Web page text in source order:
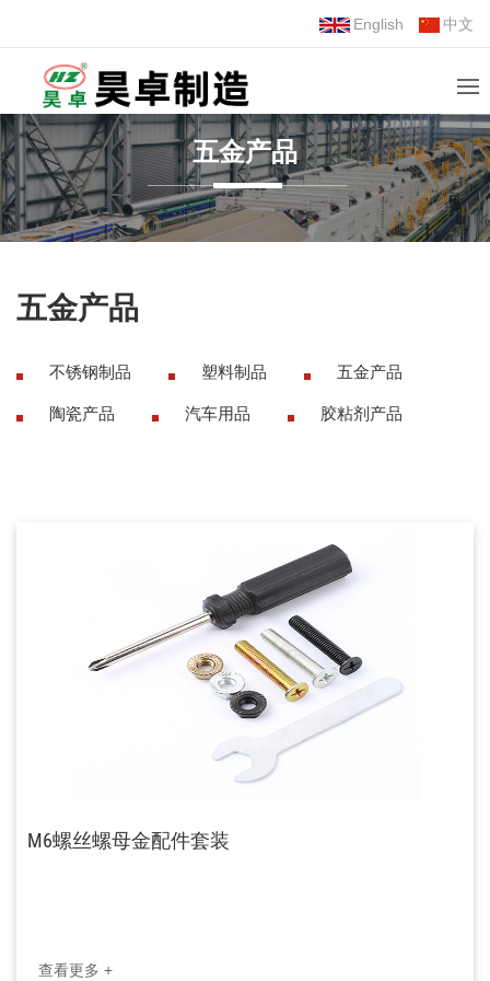
English 中文
五金产品
五金产品
不锈钢制品 塑料制品 五金产品
陶瓷产品 汽车用品 胶粘剂产品
M6螺丝螺母金配件套装
查看更多 +